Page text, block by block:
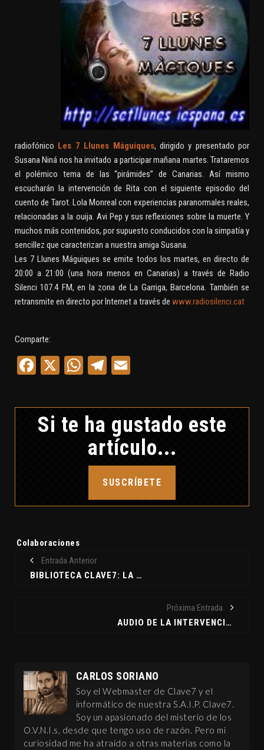
radiofónico Les 7 Llunes Máguiques, dirigido y presentado por
Susana Niná nos ha invitado a participar mañana martes. Trataremos
el polémico tema de las “pirámides” de Canarias. Así mismo
escucharán la intervención de Rita con el siguiente episodio del
cuento de Tarot. Lola Monreal con experiencias paranormales reales,
relacionadas a la ouija. Avi Pep y sus reflexiones sobre la muerte. Y
muchos más contenidos, por supuesto conducidos con la simpatía y
sencillez que caracterizan a nuestra amiga Susana.
Les 7 Llunes Máguiques se emite todos los martes, en directo de
20:00 a 21:00 (una hora menos en Canarias) a través de Radio
Silenci 107.4 FM, en la zona de La Garriga, Barcelona. También se
retransmite en directo por Internet a través de www.radiosilenci.cat
Comparte:
Facebook
X WhatsApp
Telegram
Si te ha gustado este
artículo...
SUSCRÍBETE
Etiquetas:
Colaboraciones
Entrada Anterior
BIBLIOTECA CLAVE7: LA SANGRE DEL INMORTAL, DE JOSÉ LUIS GIMÉNEZ
Próxima Entrada
AUDIO DE LA INTERVENCIÓN DE CLAVE7 EN LES SET LLUNES MÁGUIQUES
CARLOS SORIANO
Soy el Webmaster de Clave7 y el
informático de nuestra S.A.I.P. Clave7.
Soy un apasionado del misterio de los
O.V.N.I.s, desde que tengo uso de razón. Pero mi
curiosidad me ha atraído a otras materias como la